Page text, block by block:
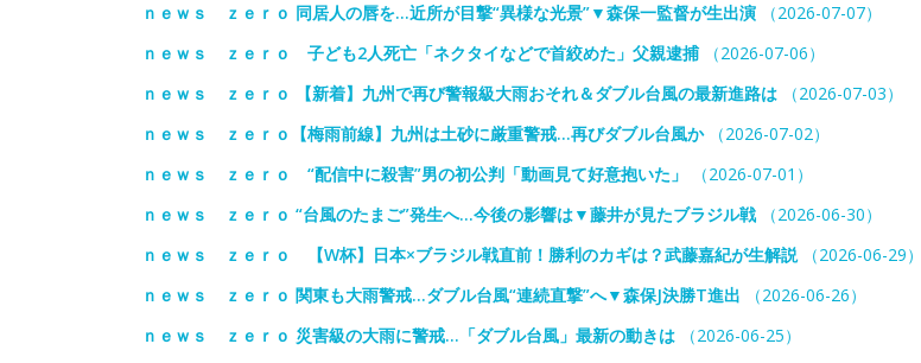
ｎｅｗｓ ｚｅｒｏ 同居人の唇を…近所が目撃“異様な光景”▼森保一監督が生出演 （2026-07-07）
ｎｅｗｓ ｚｅｒｏ 子ども2人死亡「ネクタイなどで首絞めた」父親逮捕（2026-07-06）
ｎｅｗｓ ｚｅｒｏ 【新着】九州で再び警報級大雨おそれ＆ダブル台風の最新進路は （2026-07-03）
ｎｅｗｓ ｚｅｒｏ【梅雨前線】九州は土砂に厳重警戒…再びダブル台風か（2026-07-02）
ｎｅｗｓ ｚｅｒｏ “配信中に殺害”男の初公判「動画見て好意抱いた」
（2026-07-01）
ｎｅｗｓ ｚｅｒｏ “台風のたまご”発生へ…今後の影響は▼藤井が見たブラジル戦 （2026-06-30）
ｎｅｗｓ ｚｅｒｏ 【W杯】日本×ブラジル戦直前！勝利のカギは？武藤嘉紀が生解説（2026-06-29）
ｎｅｗｓ ｚｅｒｏ 関東も大雨警戒…ダブル台風“連続直撃”へ▼森保J決勝T進出 （2026-06-26）
ｎｅｗｓ ｚｅｒｏ 災害級の大雨に警戒…「ダブル台風」最新の動きは （2026-06-25）